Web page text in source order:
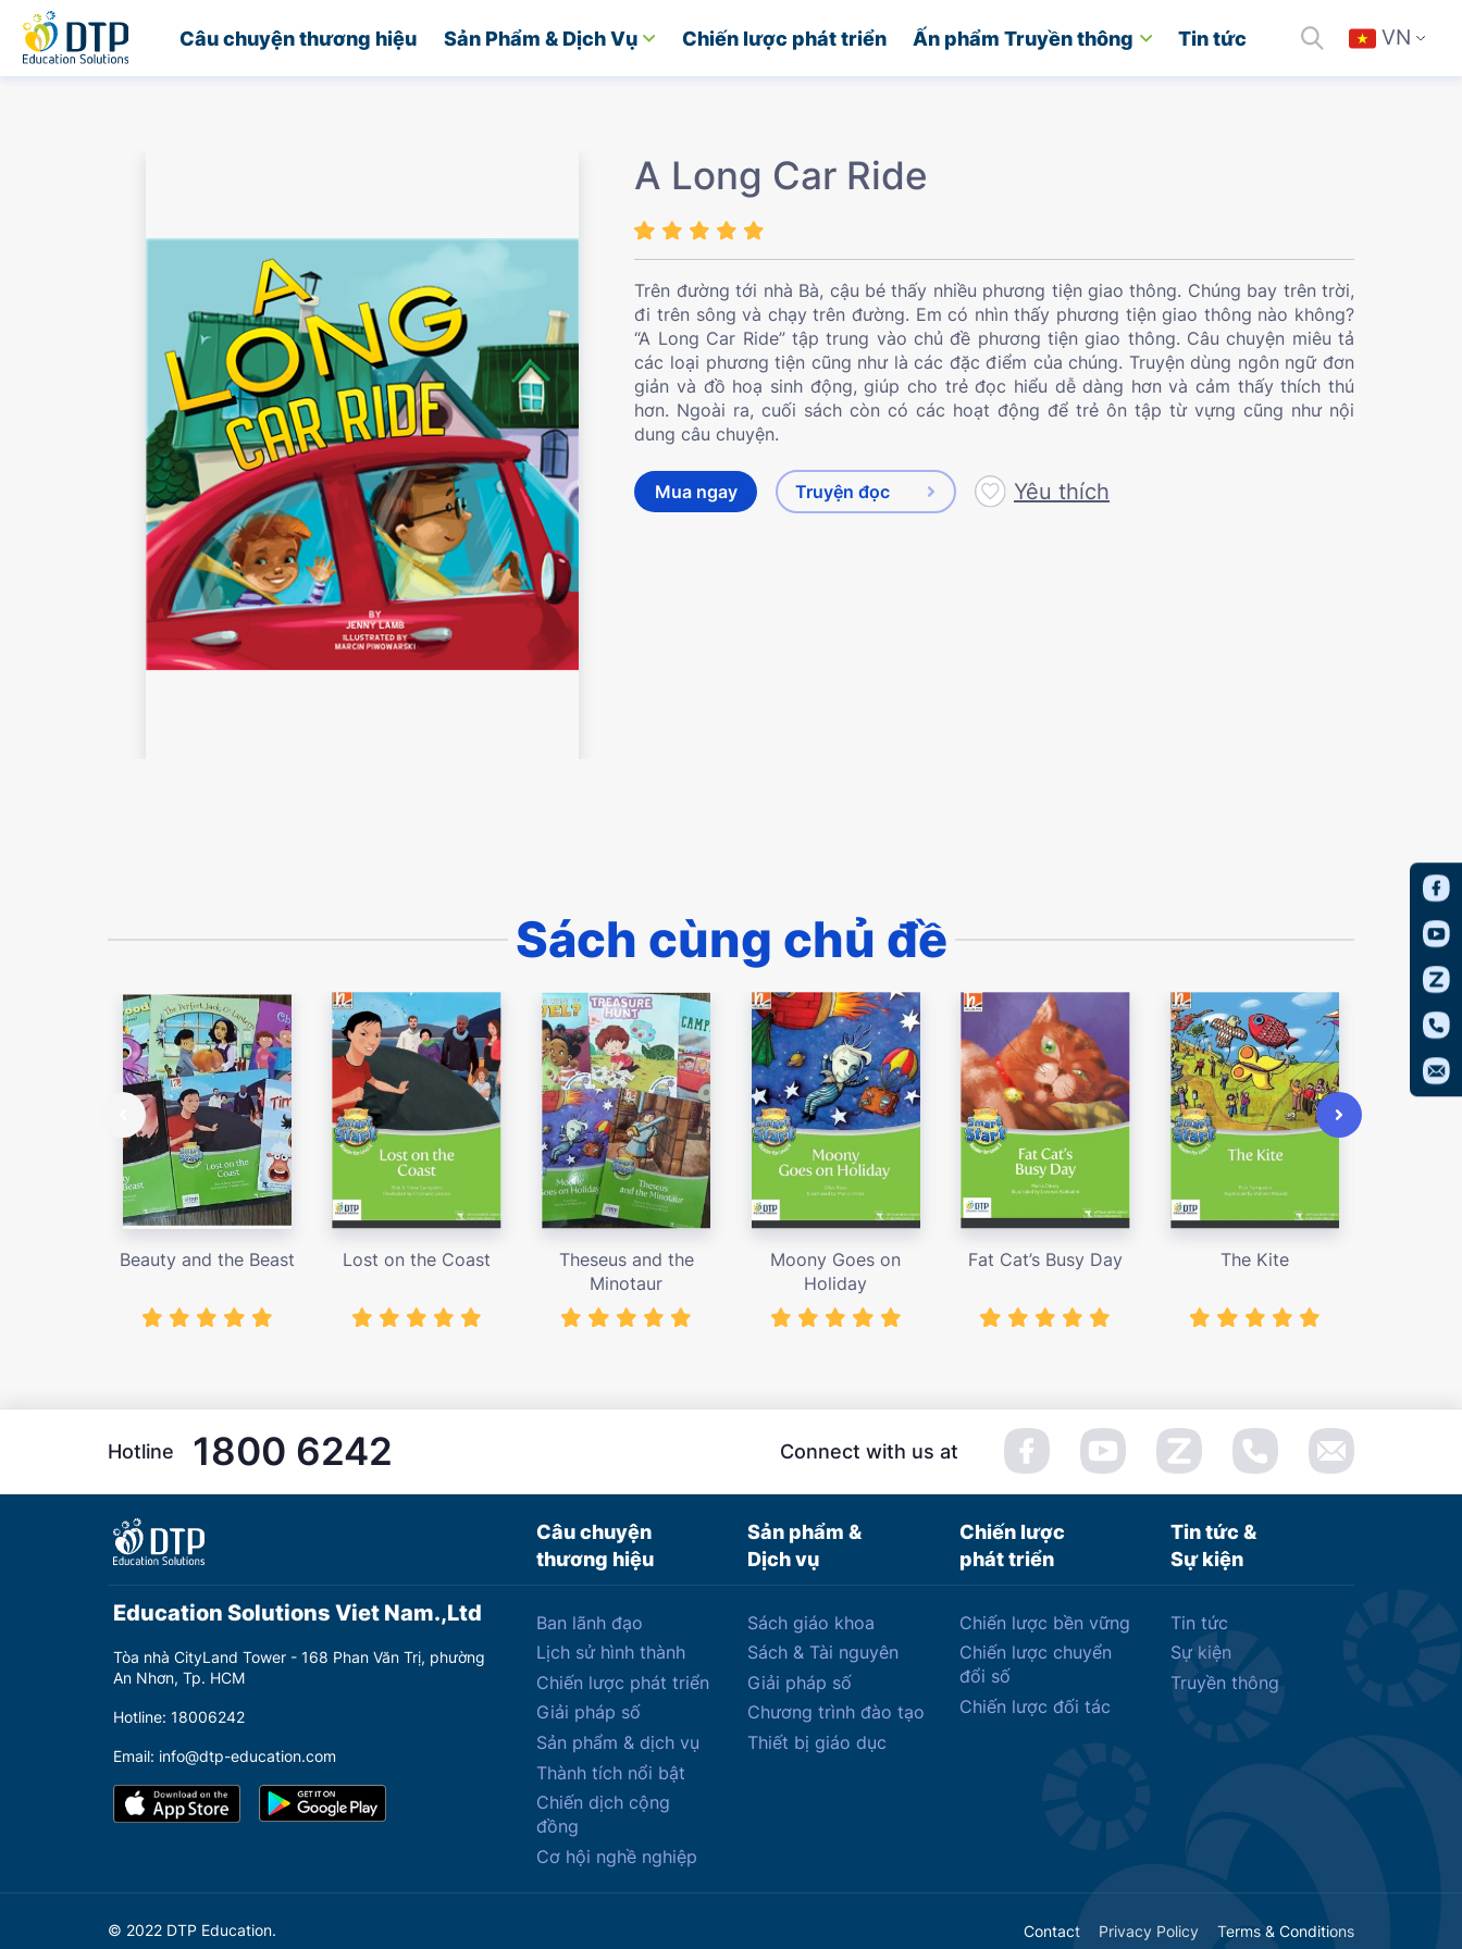
Câu chuyện thương hiệu Sản Phẩm & Dịch Vụ Chiến lược phát triển Ấn phẩm Truyền thông Tin tức VN
Trang chủ
A Long Car Ride
Trên đường tới nhà Bà, cậu bé thấy nhiều phương tiện giao thông. Chúng bay trên trời,
đi trên sông và chạy trên đường. Em có nhìn thấy phương tiện giao thông nào không?
“A Long Car Ride” tập trung vào chủ đề phương tiện giao thông. Câu chuyện miêu tả
các loại phương tiện cũng như là các đặc điểm của chúng. Truyện dùng ngôn ngữ đơn
giản và đồ hoạ sinh động, giúp cho trẻ đọc hiểu dễ dàng hơn và cảm thấy thích thú
hơn. Ngoài ra, cuối sách còn có các hoạt động để trẻ ôn tập từ vựng cũng như nội
dung câu chuyện.
Mua ngay Truyện đọc Yêu thích
Sách cùng chủ đề
Beauty and the Beast Lost on the Coast
Theseus and the
Minotaur
Moony Goes on
Holiday
Fat Cat’s Busy Day The Kite
Hotline 1800 6242 Connect with us at
Câu chuyện
thương hiệu
Sản phẩm &
Dịch vụ
Chiến lược
phát triển
Tin tức &
Sự kiện
Education Solutions Viet Nam.,Ltd
Tòa nhà CityLand Tower - 168 Phan Văn Trị, phường
An Nhơn, Tp. HCM
Hotline: 18006242
Email: info@dtp-education.com
Ban lãnh đạo
Lịch sử hình thành
Chiến lược phát triển
Giải pháp số
Sản phẩm & dịch vụ
Thành tích nổi bật
Chiến dịch cộng
đồng
Cơ hội nghề nghiệp
Sách giáo khoa
Sách & Tài nguyên
Giải pháp số
Chương trình đào tạo
Thiết bị giáo dục
Chiến lược bền vững
Chiến lược chuyển
đổi số
Chiến lược đối tác
Tin tức
Sự kiện
Truyền thông
© 2022 DTP Education. Contact Privacy Policy Terms & Conditions